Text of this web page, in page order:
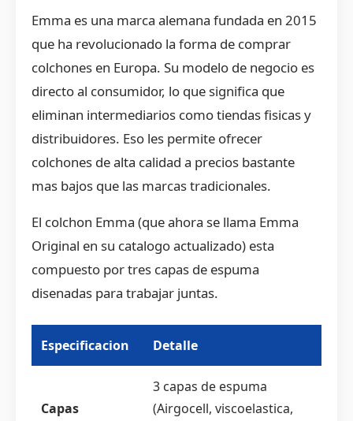
Emma es una marca alemana fundada en 2015
que ha revolucionado la forma de comprar
colchones en Europa. Su modelo de negocio es
directo al consumidor, lo que significa que
eliminan intermediarios como tiendas fisicas y
distribuidores. Eso les permite ofrecer
colchones de alta calidad a precios bastante
mas bajos que las marcas tradicionales.
El colchon Emma (que ahora se llama Emma
Original en su catalogo actualizado) esta
compuesto por tres capas de espuma
disenadas para trabajar juntas.
Especificacion Detalle
Capas
3 capas de espuma
(Airgocell, viscoelastica,